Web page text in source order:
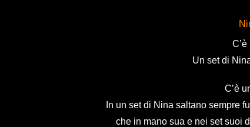
Un set di
C’è
In un set di Nina saltano sempre
che in mano sua e nei set suoi